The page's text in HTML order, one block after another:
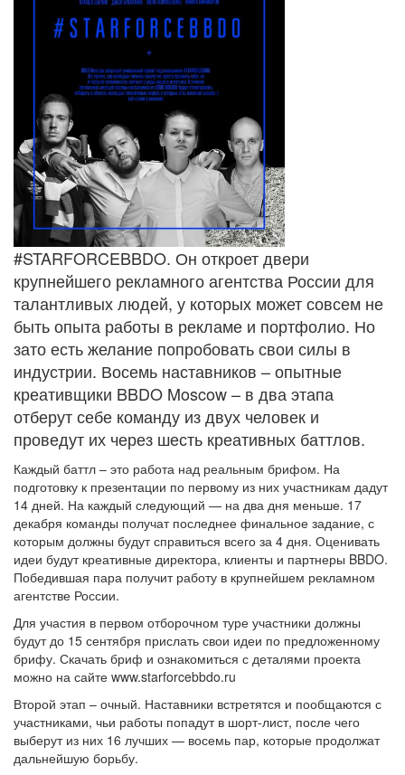
#STARFORCEBBDO. Он откроет двери
крупнейшего рекламного агентства России для
талантливых людей, у которых может совсем не
быть опыта работы в рекламе и портфолио. Но
зато есть желание попробовать свои силы в
индустрии. Восемь наставников – опытные
креативщики BBDO Moscow – в два этапа
отберут себе команду из двух человек и
проведут их через шесть креативных баттлов.
Каждый баттл – это работа над реальным брифом. На
подготовку к презентации по первому из них участникам дадут
14 дней. На каждый следующий — на два дня меньше. 17
декабря команды получат последнее финальное задание, с
которым должны будут справиться всего за 4 дня. Оценивать
идеи будут креативные директора, клиенты и партнеры BBDO.
Победившая пара получит работу в крупнейшем рекламном
агентстве России.
Для участия в первом отборочном туре участники должны
будут до 15 сентября прислать свои идеи по предложенному
брифу. Скачать бриф и ознакомиться с деталями проекта
можно на сайте www.starforcebbdo.ru
Второй этап – очный. Наставники встретятся и пообщаются с
участниками, чьи работы попадут в шорт-лист, после чего
выберут из них 16 лучших — восемь пар, которые продолжат
дальнейшую борьбу.